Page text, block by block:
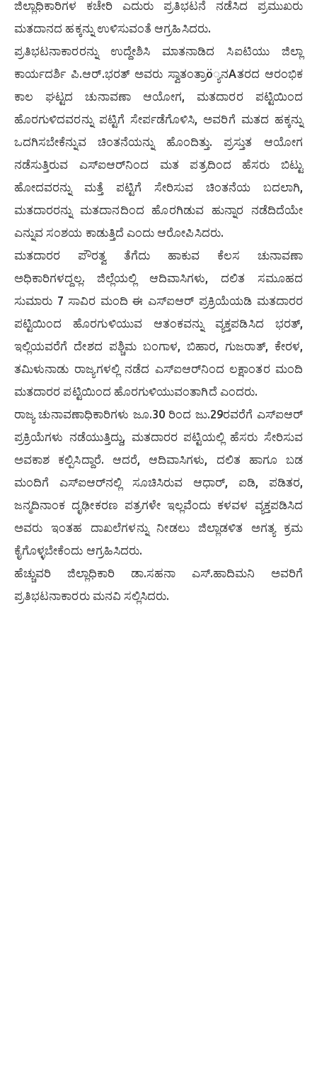
ಜಿಲ್ಲಾಧಿಕಾರಿಗಳ ಕಚೇರಿ ಎದುರು ಪ್ರತಿಭಟನೆ ನಡೆಸಿದ ಪ್ರಮುಖರು
ಮತದಾನದ ಹಕ್ಕನ್ನು ಉಳಿಸುವಂತೆ ಆಗ್ರಹಿಸಿದರು.
ಪ್ರತಿಭಟನಾಕಾರರನ್ನು ಉದ್ದೇಶಿಸಿ ಮಾತನಾಡಿದ ಸಿಐಟಿಯು ಜಿಲ್ಲಾ
ಕಾರ್ಯದರ್ಶಿ ಪಿ.ಆರ್.ಭರತ್ ಅವರು ಸ್ವಾತಂತ್ರಾö್ಯನAತರದ ಆರಂಭಿಕ
ಕಾಲ ಘಟ್ಟದ ಚುನಾವಣಾ ಆಯೋಗ, ಮತದಾರರ ಪಟ್ಟಿಯಿಂದ
ಹೊರಗುಳಿದವರನ್ನು ಪಟ್ಟಿಗೆ ಸೇರ್ಪಡೆಗೊಳಿಸಿ, ಅವರಿಗೆ ಮತದ ಹಕ್ಕನ್ನು
ಒದಗಿಸಬೇಕೆನ್ನುವ ಚಿಂತನೆಯನ್ನು ಹೊಂದಿತ್ತು. ಪ್ರಸ್ತುತ ಆಯೋಗ
ನಡೆಸುತ್ತಿರುವ ಎಸ್‌ಐಆರ್‌ನಿಂದ ಮತ ಪತ್ರದಿಂದ ಹೆಸರು ಬಿಟ್ಟು
ಹೋದವರನ್ನು ಮತ್ತೆ ಪಟ್ಟಿಗೆ ಸೇರಿಸುವ ಚಿಂತನೆಯ ಬದಲಾಗಿ,
ಮತದಾರರನ್ನು ಮತದಾನದಿಂದ ಹೊರಗಿಡುವ ಹುನ್ನಾರ ನಡೆದಿದೆಯೇ
ಎನ್ನುವ ಸಂಶಯ ಕಾಡುತ್ತಿದೆ ಎಂದು ಆರೋಪಿಸಿದರು.
ಮತದಾರರ ಪೌರತ್ವ ತೆಗೆದು ಹಾಕುವ ಕೆಲಸ ಚುನಾವಣಾ
ಅಧಿಕಾರಿಗಳದ್ದಲ್ಲ. ಜಿಲ್ಲೆಯಲ್ಲಿ ಆದಿವಾಸಿಗಳು, ದಲಿತ ಸಮೂಹದ
ಸುಮಾರು 7 ಸಾವಿರ ಮಂದಿ ಈ ಎಸ್‌ಐಆರ್ ಪ್ರಕ್ರಿಯೆಯಡಿ ಮತದಾರರ
ಪಟ್ಟಿಯಿಂದ ಹೊರಗುಳಿಯುವ ಆತಂಕವನ್ನು ವ್ಯಕ್ತಪಡಿಸಿದ ಭರತ್,
ಇಲ್ಲಿಯವರೆಗೆ ದೇಶದ ಪಶ್ಚಿಮ ಬಂಗಾಳ, ಬಿಹಾರ, ಗುಜರಾತ್, ಕೇರಳ,
ತಮಿಳುನಾಡು ರಾಜ್ಯಗಳಲ್ಲಿ ನಡೆದ ಎಸ್‌ಐಆರ್‌ನಿಂದ ಲಕ್ಷಾಂತರ ಮಂದಿ
ಮತದಾರರ ಪಟ್ಟಿಯಿಂದ ಹೊರಗುಳಿಯುವಂತಾಗಿದೆ ಎಂದರು.
ರಾಜ್ಯ ಚುನಾವಣಾಧಿಕಾರಿಗಳು ಜೂ.30 ರಿಂದ ಜು.29ರವರೆಗೆ ಎಸ್‌ಐಆರ್
ಪ್ರಕ್ರಿಯೆಗಳು ನಡೆಯುತ್ತಿದ್ದು, ಮತದಾರರ ಪಟ್ಟಿಯಲ್ಲಿ ಹೆಸರು ಸೇರಿಸುವ
ಅವಕಾಶ ಕಲ್ಪಿಸಿದ್ದಾರೆ. ಆದರೆ, ಆದಿವಾಸಿಗಳು, ದಲಿತ ಹಾಗೂ ಬಡ
ಮಂದಿಗೆ ಎಸ್‌ಐಆರ್‌ನಲ್ಲಿ ಸೂಚಿಸಿರುವ ಆಧಾರ್, ಐಡಿ, ಪಡಿತರ,
ಜನ್ಮದಿನಾಂಕ ದೃಢೀಕರಣ ಪತ್ರಗಳೇ ಇಲ್ಲವೆಂದು ಕಳವಳ ವ್ಯಕ್ತಪಡಿಸಿದ
ಅವರು ಇಂತಹ ದಾಖಲೆಗಳನ್ನು ನೀಡಲು ಜಿಲ್ಲಾಡಳಿತ ಅಗತ್ಯ ಕ್ರಮ
ಕೈಗೊಳ್ಳಬೇಕೆಂದು ಆಗ್ರಹಿಸಿದರು.
ಹೆಚ್ಚುವರಿ ಜಿಲ್ಲಾಧಿಕಾರಿ ಡಾ.ಸಹನಾ ಎಸ್.ಹಾದಿಮನಿ ಅವರಿಗೆ
ಪ್ರತಿಭಟನಾಕಾರರು ಮನವಿ ಸಲ್ಲಿಸಿದರು.